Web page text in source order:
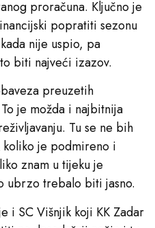
proračuna. Ključno je
popratiti sezonu
nije uspio, pa
biti najveći izazov.
preuzetih
je možda i najbitnija
Tu se ne bih
je podmireno i
znam u tijeku je
ubrzo trebalo biti jasno.
i SC Višnjik koji KK Zadar